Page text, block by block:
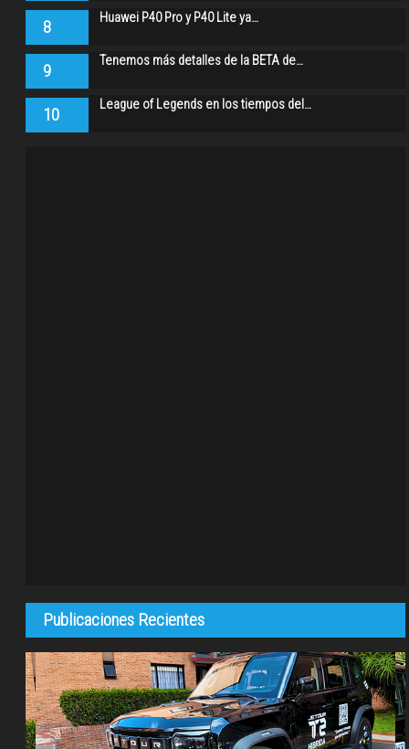
8 Huawei P40 Pro y P40 Lite ya…
9 Tenemos más detalles de la BETA de…
10 League of Legends en los tiempos del…
Publicaciones Recientes